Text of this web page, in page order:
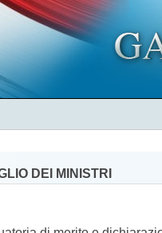
DEI MINISTRI